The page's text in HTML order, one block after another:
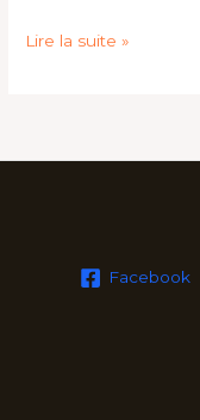
Lire la suite »
Facebook